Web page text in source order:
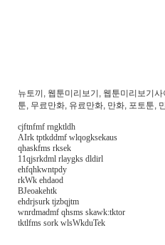
뉴토끼, 웹툰미리보기, 웹툰미리보기
툰, 무료만화, 유료만화, 만화, 포토툰,
cjftnfmf rngktldh
AIrk tptkddmf wlqogksekaus
qhaskfms rksek
11qjsrkdml rlaygks dldirl
ehfqhkwntpdy
rkWk ehdaod
BJeoakehtk
ehdrjsurk tjzbqjtm
wnrdmadmf qhsms skawk:tktor
tktlfms sork wlsWkduTek